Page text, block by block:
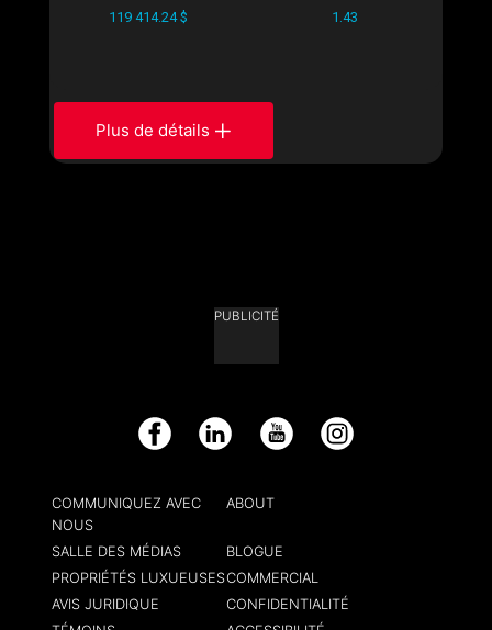
119 414.24 $ 1.43
Plus de détails
PUBLICITÉ
Facebook LinkedIn YouTube Instagram
COMMUNIQUEZ AVEC
NOUS
ABOUT
SALLE DES MÉDIAS
BLOGUE
PROPRIÉTÉS LUXUEUSESCOMMERCIAL
AVIS JURIDIQUE
CONFIDENTIALITÉ